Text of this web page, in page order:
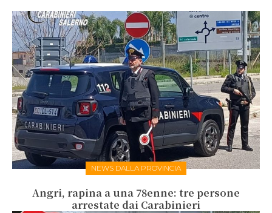
NEWS DALLA PROVINCIA
Angri, rapina a una 78enne: tre persone
arrestate dai Carabinieri